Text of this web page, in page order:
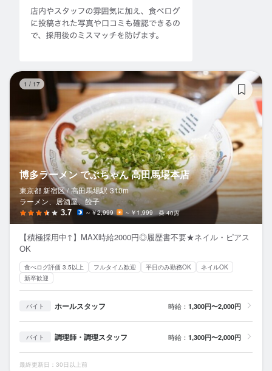
1 / 17
博多ラーメン でぶちゃん 高田馬場本店
東京都 新宿区 / 高田馬場駅 310m
ラーメン、居酒屋、餃子
3.7 ～￥2,999 ～￥1,999 40席
【積極採用中↑】MAX時給2000円◎履歴書不要★ネイル・ピアス
OK
食べログ評価 3.5以上 フルタイム歓迎 平日のみ勤務OK
ネイルOK
新卒歓迎
バイト ホールスタッフ 時給： 1,300円〜2,000円
バイト 調理師・調理スタッフ 時給： 1,300円〜2,000円
最終更新日：30日以上前